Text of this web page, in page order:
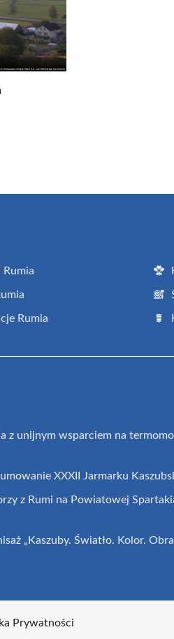
Rumia
Rumia
z unijnym wsparciem na
XXXII Jarmarku
z Rumi na Powiatowej
„Kaszuby. Światło. Kolor.
Prywatności